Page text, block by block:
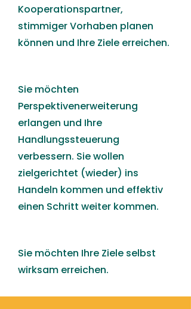
Kooperationspartner,
stimmiger Vorhaben planen
können und Ihre Ziele erreichen.
Sie möchten
Perspektivenerweiterung
erlangen und Ihre
Handlungssteuerung
verbessern. Sie wollen
zielgerichtet (wieder) ins
Handeln kommen und effektiv
einen Schritt weiter kommen.
Sie möchten Ihre Ziele selbst
wirksam erreichen.